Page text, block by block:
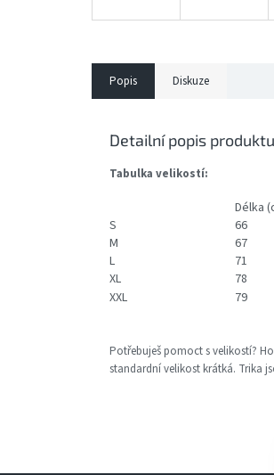
Popis Diskuze
Detailní popis produktu
Tabulka velikostí:
Délka
S
66
M
67
L
71
XL
78
XXL
79
Potřebuješ pomoct s velikostí?
standardní velikost krátká. Trika